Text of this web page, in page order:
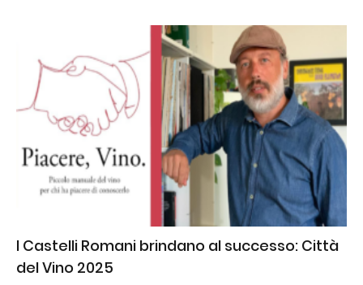
I Castelli Romani brindano al successo: Città
del Vino 2025